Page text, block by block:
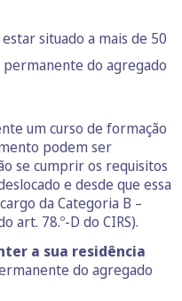
situado a mais de 50
do agregado
um curso de formação
podem ser
se cumprir os requisitos
e desde que essa
da Categoria B –
art. 78.º-D do CIRS).
a sua residência
do agregado